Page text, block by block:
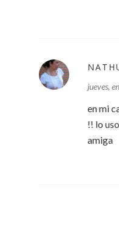
jueves,
en mi
!! lo
amiga